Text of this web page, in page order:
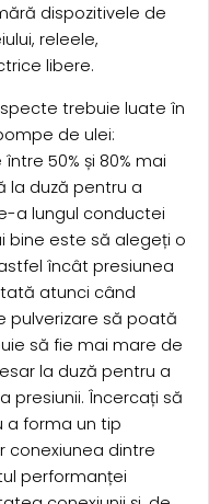
dispozitivele de
releele,
libere.
trebuie luate în
de ulei:
50% și 80% mai
la duză pentru a
a lungul conductei
bine este să alegeți o
încât presiunea
atunci când
pulverizare să poată
să fie mai mare de
la duză pentru a
presiunii. Încercați să
a forma un tip
conexiunea dintre
performanței